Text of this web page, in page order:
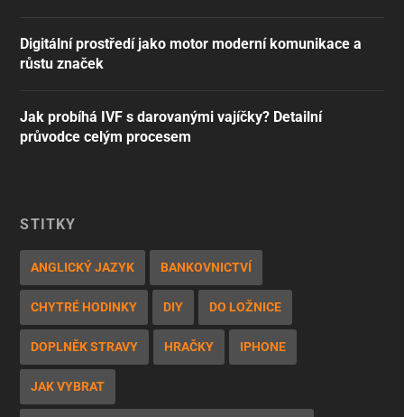
Digitální prostředí jako motor moderní komunikace a
růstu značek
Jak probíhá IVF s darovanými vajíčky? Detailní
průvodce celým procesem
ŠTÍTKY
ANGLICKÝ JAZYK BANKOVNICTVÍ
CHYTRÉ HODINKY DIY DO LOŽNICE
DOPLNĚK STRAVY HRAČKY IPHONE
JAK VYBRAT